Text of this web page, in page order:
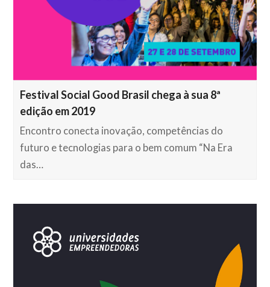
Festival Social Good Brasil chega à sua 8ª
edição em 2019
Encontro conecta inovação, competências do
futuro e tecnologias para o bem comum “Na Era
das…